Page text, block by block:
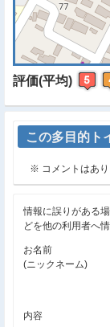
評価(平均)
この多目的ト
※ コメントはあ
情報に誤りがある
どを他の利用者へ
お名前
(ニックネーム)
内容